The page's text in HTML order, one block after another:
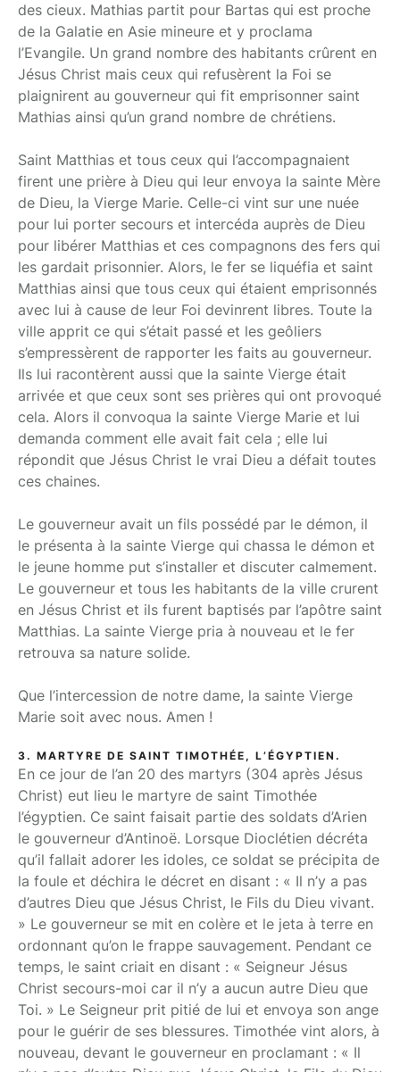
des cieux. Mathias partit pour Bartas qui est proche
de la Galatie en Asie mineure et y proclama
l’Evangile. Un grand nombre des habitants crûrent en
Jésus Christ mais ceux qui refusèrent la Foi se
plaignirent au gouverneur qui fit emprisonner saint
Mathias ainsi qu’un grand nombre de chrétiens.
Saint Matthias et tous ceux qui l’accompagnaient
firent une prière à Dieu qui leur envoya la sainte Mère
de Dieu, la Vierge Marie. Celle-ci vint sur une nuée
pour lui porter secours et intercéda auprès de Dieu
pour libérer Matthias et ces compagnons des fers qui
les gardait prisonnier. Alors, le fer se liquéfia et saint
Matthias ainsi que tous ceux qui étaient emprisonnés
avec lui à cause de leur Foi devinrent libres. Toute la
ville apprit ce qui s’était passé et les geôliers
s’empressèrent de rapporter les faits au gouverneur.
Ils lui racontèrent aussi que la sainte Vierge était
arrivée et que ceux sont ses prières qui ont provoqué
cela. Alors il convoqua la sainte Vierge Marie et lui
demanda comment elle avait fait cela ; elle lui
répondit que Jésus Christ le vrai Dieu a défait toutes
ces chaines.
Le gouverneur avait un fils possédé par le démon, il
le présenta à la sainte Vierge qui chassa le démon et
le jeune homme put s’installer et discuter calmement.
Le gouverneur et tous les habitants de la ville crurent
en Jésus Christ et ils furent baptisés par l’apôtre saint
Matthias. La sainte Vierge pria à nouveau et le fer
retrouva sa nature solide.
Que l’intercession de notre dame, la sainte Vierge
Marie soit avec nous. Amen !
3. MARTYRE DE SAINT TIMOTHÉE, L’ÉGYPTIEN.
En ce jour de l’an 20 des martyrs (304 après Jésus
Christ) eut lieu le martyre de saint Timothée
l’égyptien. Ce saint faisait partie des soldats d’Arien
le gouverneur d’Antinoë. Lorsque Dioclétien décréta
qu’il fallait adorer les idoles, ce soldat se précipita de
la foule et déchira le décret en disant : « Il n’y a pas
d’autres Dieu que Jésus Christ, le Fils du Dieu vivant.
» Le gouverneur se mit en colère et le jeta à terre en
ordonnant qu’on le frappe sauvagement. Pendant ce
temps, le saint criait en disant : « Seigneur Jésus
Christ secours-moi car il n’y a aucun autre Dieu que
Toi. » Le Seigneur prit pitié de lui et envoya son ange
pour le guérir de ses blessures. Timothée vint alors, à
nouveau, devant le gouverneur en proclamant : « Il